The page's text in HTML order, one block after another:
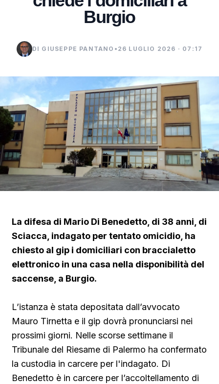
Burgio
DI GIUSEPPE PANTANO • 26 LUGLIO 2026 · 07:17
La difesa di Mario Di Benedetto, di 38 anni, di
Sciacca, indagato per tentato omicidio, ha
chiesto al gip i domiciliari con braccialetto
elettronico in una casa nella disponibilità del
saccense, a Burgio.
L’istanza è stata depositata dall’avvocato
Mauro Tirnetta e il gip dovrà pronunciarsi nei
prossimi giorni. Nelle scorse settimane il
Tribunale del Riesame di Palermo ha confermato
la custodia in carcere per l'indagato. Di
Benedetto è in carcere per l’accoltellamento di